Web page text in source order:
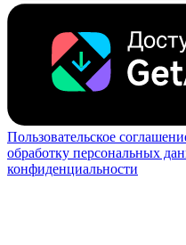
Пользовательское
обработку персональных
конфиденциальности